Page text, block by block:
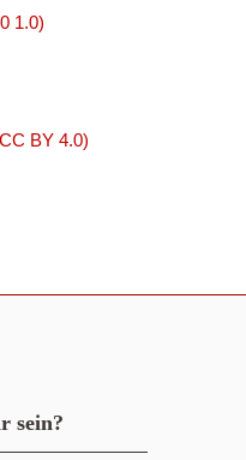
1.0)
BY 4.0)
sein?